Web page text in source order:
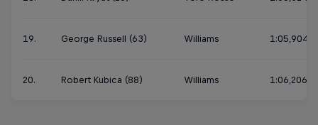
19. George Russell (63) Williams 1:05,904
20. Robert Kubica (88) Williams 1:06,206